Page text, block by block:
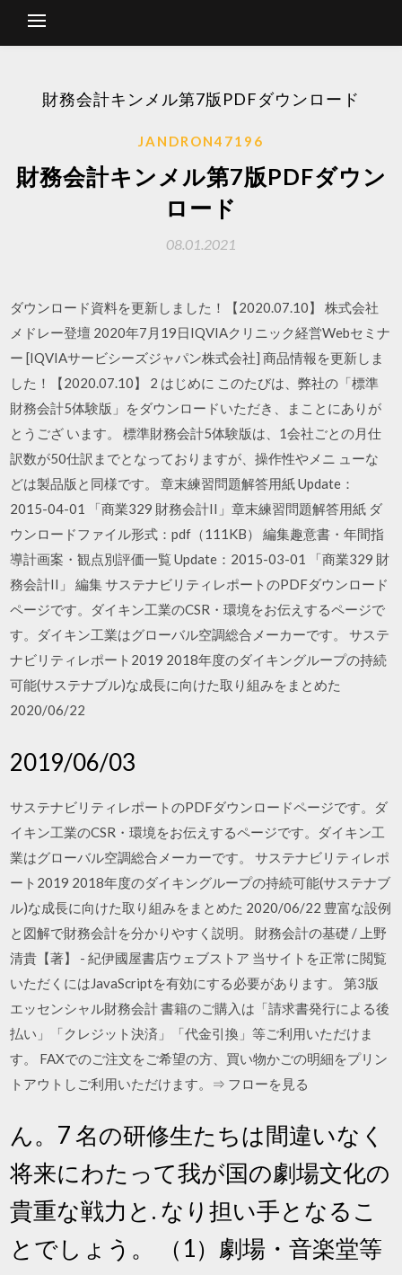
財務会計キンメル第7版PDFダウンロード
JANDRON47196
財務会計キンメル第7版PDFダウン
ロード
08.01.2021
ダウンロード資料を更新しました！【2020.07.10】 株式会社
メドレー登壇 2020年7月19日IQVIAクリニック経営Webセミナ
ー [IQVIAサービシーズジャパン株式会社] 商品情報を更新しま
した！【2020.07.10】 2 はじめに このたびは、弊社の「標準
財務会計5体験版」をダウンロードいただき、まことにありが
とうござ います。 標準財務会計5体験版は、1会社ごとの月仕
訳数が50仕訳までとなっておりますが、操作性やメニ ューな
どは製品版と同様です。 章末練習問題解答用紙 Update：
2015-04-01 「商業329 財務会計II」章末練習問題解答用紙 ダ
ウンロードファイル形式：pdf（111KB） 編集趣意書・年間指
導計画案・観点別評価一覧 Update：2015-03-01 「商業329 財
務会計II」 編集 サステナビリティレポートのPDFダウンロード
ページです。ダイキン工業のCSR・環境をお伝えするページで
す。ダイキン工業はグローバル空調総合メーカーです。 サステ
ナビリティレポート2019 2018年度のダイキングループの持続
可能(サステナブル)な成長に向けた取り組みをまとめた
2020/06/22
2019/06/03
サステナビリティレポートのPDFダウンロードページです。ダ
イキン工業のCSR・環境をお伝えするページです。ダイキン工
業はグローバル空調総合メーカーです。 サステナビリティレポ
ート2019 2018年度のダイキングループの持続可能(サステナブ
ル)な成長に向けた取り組みをまとめた 2020/06/22 豊富な設例
と図解で財務会計を分かりやすく説明。 財務会計の基礎 / 上野
清貴【著】 - 紀伊國屋書店ウェブストア 当サイトを正常に閲覧
いただくにはJavaScriptを有効にする必要があります。 第3版
エッセンシャル財務会計 書籍のご購入は「請求書発行による後
払い」「クレジット決済」「代金引換」等ご利用いただけま
す。 FAXでのご注文をご希望の方、買い物かごの明細をプリン
トアウトしご利用いただけます。⇒ フローを見る
ん。7 名の研修生たちは間違いなく
将来にわたって我が国の劇場文化の
貴重な戦力と. なり担い手となるこ
とでしょう。 （1）劇場・音楽堂等